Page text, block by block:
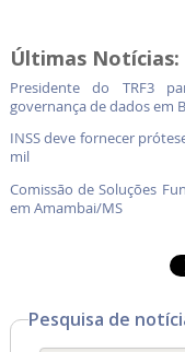
Últimas Notícias:
Presidente do TRF3
governança de dados em
INSS deve fornecer
mil
Comissão de Soluções
em Amambai/MS
Pesquisa de